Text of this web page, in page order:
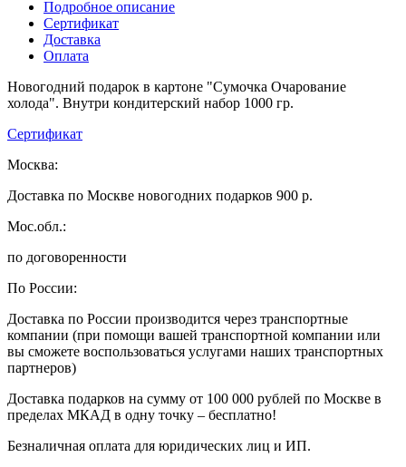
Подробное описание
Сертификат
Доставка
Оплата
Новогодний подарок в картоне "Сумочка Очарование
холода". Внутри кондитерский набор 1000 гр.
Сертификат
Москва:
Доставка по Москве новогодних подарков 900 р.
Мос.обл.:
по договоренности
По России:
Доставка по России производится через транспортные
компании (при помощи вашей транспортной компании или
вы сможете воспользоваться услугами наших транспортных
партнеров)
Доставка подарков на сумму от 100 000 рублей по Москве в
пределах МКАД в одну точку – бесплатно!
Безналичная оплата для юридических лиц и ИП.